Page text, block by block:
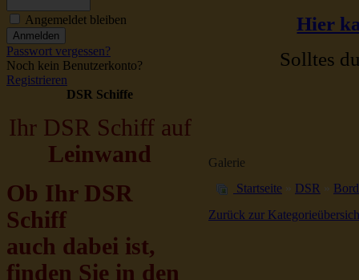
Angemeldet bleiben
Passwort vergessen?
Noch kein Benutzerkonto?
Registrieren
DSR Schiffe
Ihr DSR Schiff auf
Leinwand
Ob Ihr DSR
Schiff
auch dabei ist,
finden Sie in den
Hier
Solltes
Galerie
Startseite » DSR »
Zurück zur